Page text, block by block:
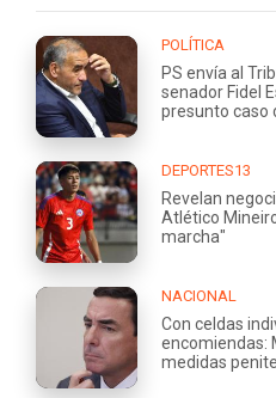
POLÍTICA
PS envía al
senador Fidel
presunto caso
DEPORTES13
Revelan
Atlético
marcha"
NACIONAL
Con celdas
encomiendas:
medidas